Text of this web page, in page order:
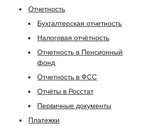
Отчетность
Бухгалтерская отчетность
Налоговая отчётность
Отчетность в Пенсионный
фонд
Отчетность в ФСС
Отчёты в Росстат
Первичные документы
Платежки